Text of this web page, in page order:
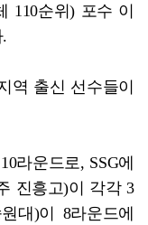
110순위) 포수 이
역 출신 선수들이
라운드로, SSG에
진흥고)이 각각 3
대)이 8라운드에